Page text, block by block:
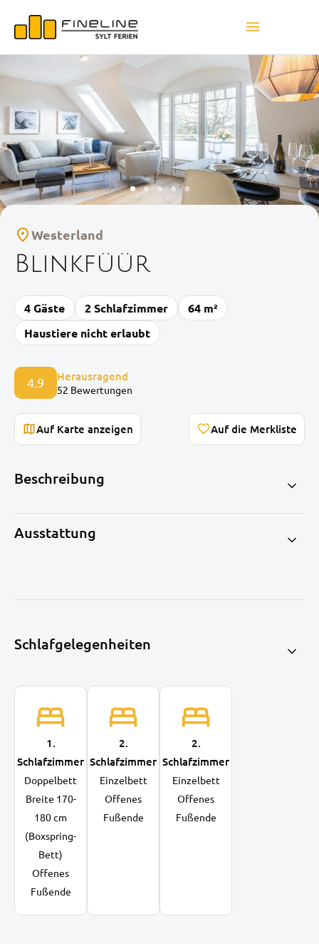
Westerland
Blinkfüür
4 Gäste 2 Schlafzimmer
64 m²
Haustiere nicht erlaubt
4.9 Herausragend
52 Bewertungen
Auf Karte anzeigen
Beschreibung
Ausstattung
Schlafgelegenheiten
1.
Schlafzimmer
Doppelbett
Breite 170-
180 cm
(Boxspring-
Bett)
Offenes
Fußende
2.
Schlafzimmer
Einzelbett
Offenes
Fußende
2.
Schlafzimmer
Einzelbett
Offenes
Fußende